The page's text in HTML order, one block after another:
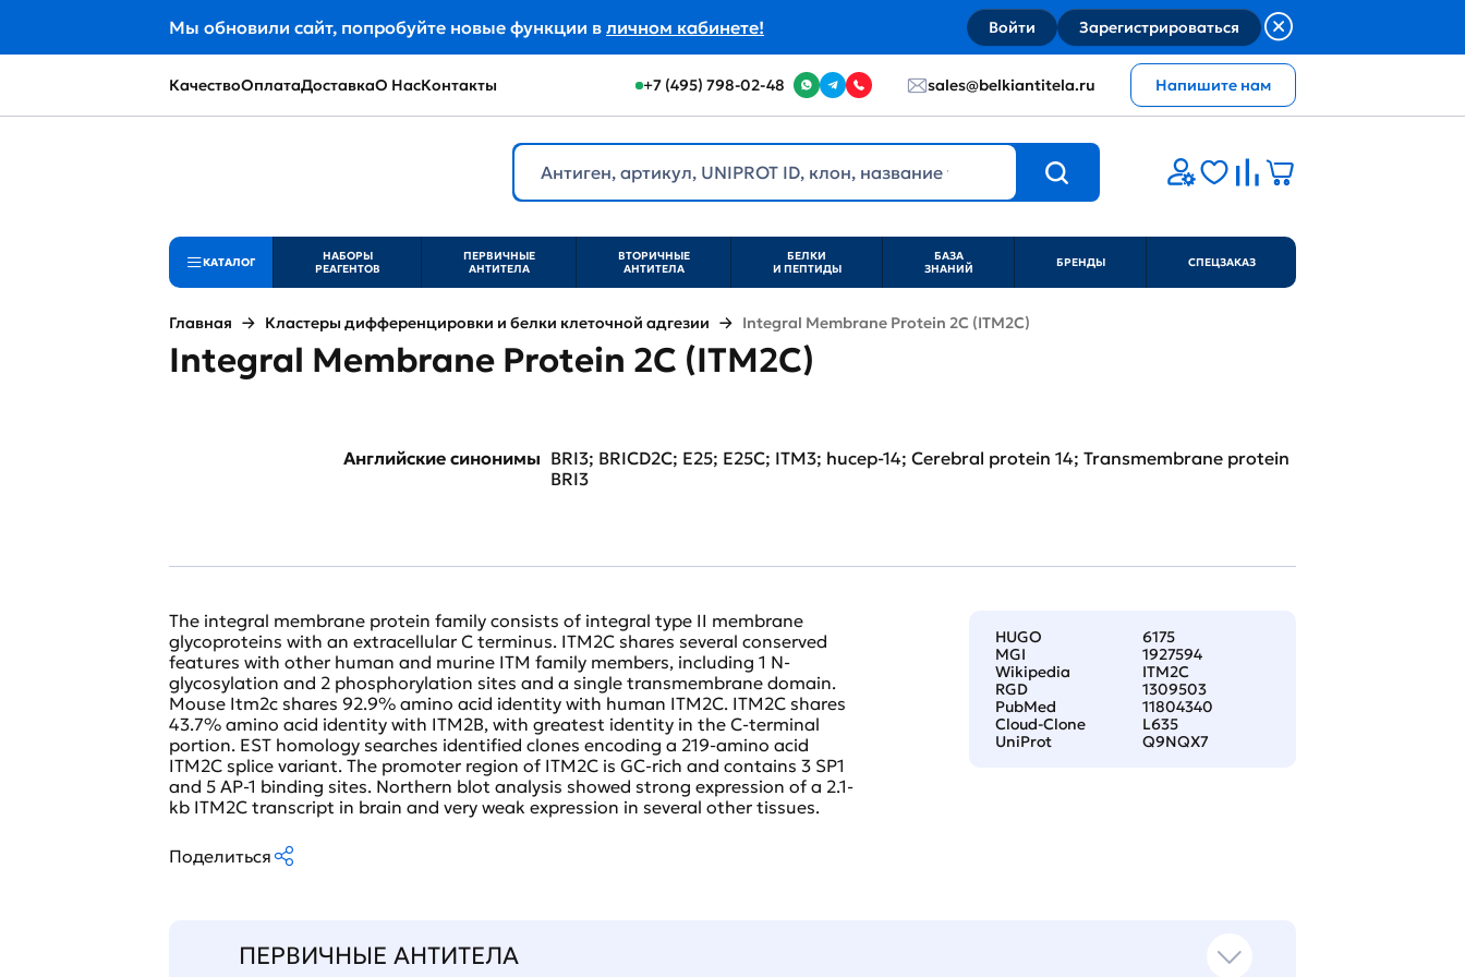
Мы обновили сайт, попробуйте новые функции в личном кабинете! Войти Зарегистрироваться
КачествоОплатаДоставкаО НасКонтакты +7 (495) 798-02-48 sales@belkiantitela.ru Напишите нам
КАТАЛОГ
НАБОРЫ
РЕАГЕНТОВ
ПЕРВИЧНЫЕ
АНТИТЕЛА
ВТОРИЧНЫЕ
АНТИТЕЛА
БЕЛКИ
И ПЕПТИДЫ
БАЗА
ЗНАНИЙ
БРЕНДЫ СПЕЦЗАКАЗ
Главная Кластеры дифференцировки и белки клеточной адгезии Integral Membrane Protein 2C (ITM2C)
Integral Membrane Protein 2C (ITM2C)
Английские синонимы BRI3; BRICD2C; E25; E25C; ITM3; hucep-14; Cerebral protein 14; Transmembrane protein
BRI3
HUGO
6175
MGI
1927594
Wikipedia
ITM2C
RGD
1309503
PubMed
11804340
Cloud-Clone
L635
UniProt
Q9NQX7
The integral membrane protein family consists of integral type II membrane
glycoproteins with an extracellular C terminus. ITM2C shares several conserved
features with other human and murine ITM family members, including 1 N-
glycosylation and 2 phosphorylation sites and a single transmembrane domain.
Mouse Itm2c shares 92.9% amino acid identity with human ITM2C. ITM2C shares
43.7% amino acid identity with ITM2B, with greatest identity in the C-terminal
portion. EST homology searches identified clones encoding a 219-amino acid
ITM2C splice variant. The promoter region of ITM2C is GC-rich and contains 3 SP1
and 5 AP-1 binding sites. Northern blot analysis showed strong expression of a 2.1-
kb ITM2C transcript in brain and very weak expression in several other tissues.
Поделиться
ПЕРВИЧНЫЕ АНТИТЕЛА